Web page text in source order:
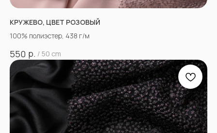
КРУЖЕВО, ЦВЕТ РОЗОВЫЙ
100% полиэстер, 438 г/м
550 р. / 50 cm